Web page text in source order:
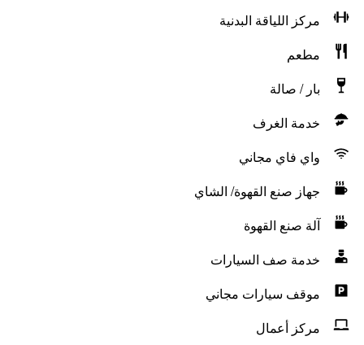
مركز اللياقة البدنية
مطعم
بار / صالة
خدمة الغرف
واي فاي مجاني
جهاز صنع القهوة/ الشاي
آلة صنع القهوة
خدمة صف السيارات
موقف سيارات مجاني
مركز أعمال